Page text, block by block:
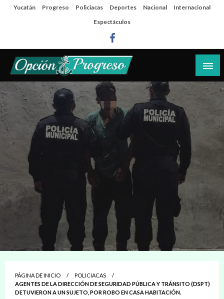
SaltaYucatán Progreso Policiacas Deportes Nacional
Internacional
Espectáculos
Opción Progreso
Las noticias del día a día del puerto
PÁGINA DE INICIO
POLICIACAS
AGENTES DE LA DIRECCIÓN DE SEGURIDAD PÚBLICA Y TRÁNSITO (DSPT)
DETUVIERON A UN SUJETO, POR ROBO EN CASA HABITACIÓN.